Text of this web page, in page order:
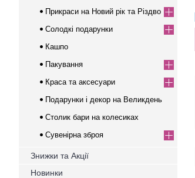
Прикраси на Новий рік та Різдво
Солодкі подарунки
Кашпо
Пакування
Краса та аксесуари
Подарунки і декор на Великдень
Столик бари на колесиках
Сувенірна зброя
Знижки та Акції
Новинки